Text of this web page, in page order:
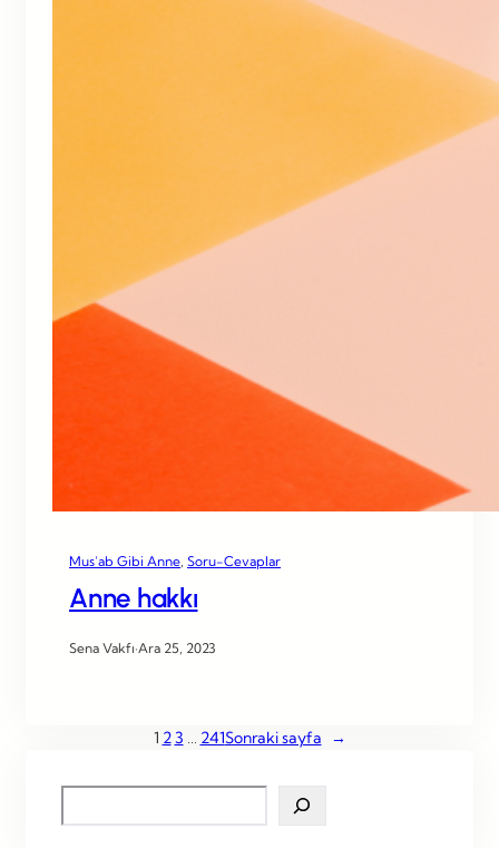
Mus’ab Gibi Anne Soru-Cevaplar
Anne hakkı
Sena Vakfı·Ara 25, 2023
1 23 … 241Sonraki sayfa →
e